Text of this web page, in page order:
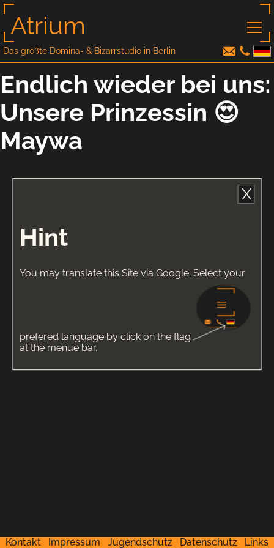
Atrium
Das größte Domina- & Bizarrstudio in Berlin
X
Hint
You may translate this Site via Google. Select your
prefered language by click on the flag
at the menue bar.
Endlich wieder bei uns:
Unsere Prinzessin 😍
Maywa
Kontakt Impressum Jugendschutz Datenschutz Links